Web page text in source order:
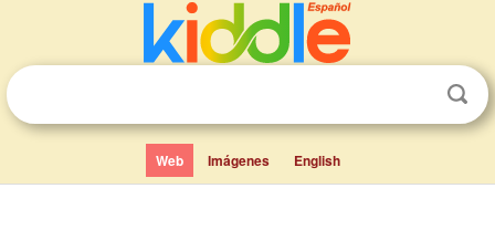
Web Imágenes English